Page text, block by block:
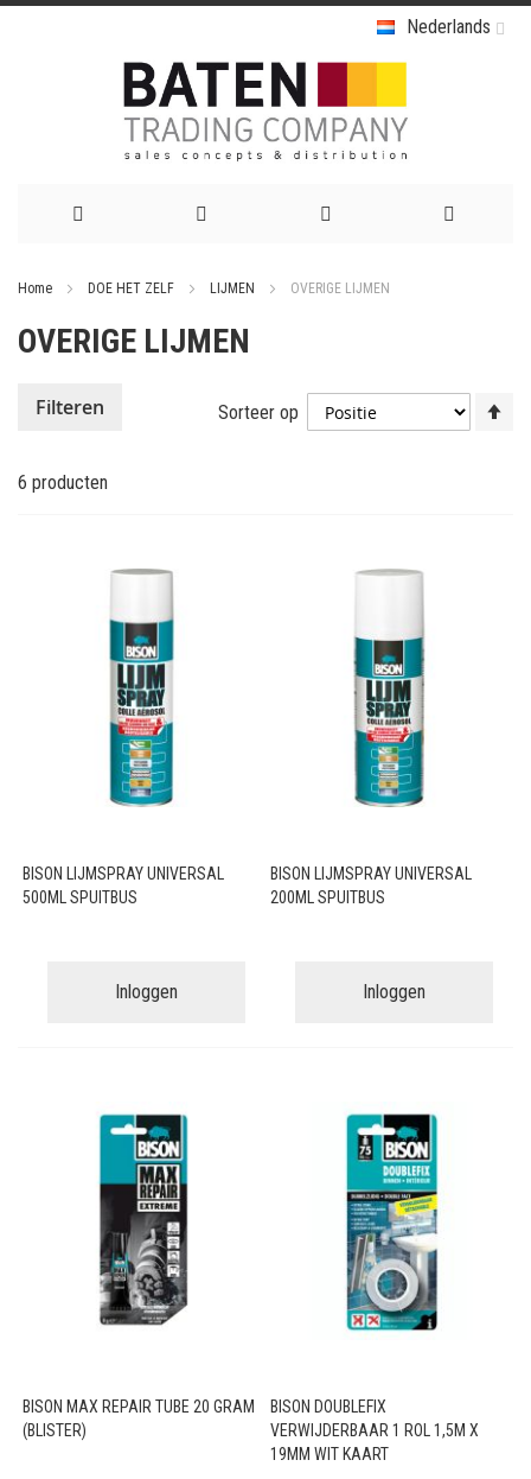
Nederlands
de
Home DOE HET ZELF LIJMEN OVERIGE LIJMEN
OVERIGE LIJMEN
6 producten
Sorteer op
BISON LIJMSPRAY UNIVERSAL
500ML SPUITBUS
Inloggen
BISON LIJMSPRAY UNIVERSAL
200ML SPUITBUS
Inloggen
BISON MAX REPAIR TUBE 20 GRAM
(BLISTER)
BISON DOUBLEFIX
VERWIJDERBAAR 1 ROL 1,5M X
19MM WIT KAART
Filteren